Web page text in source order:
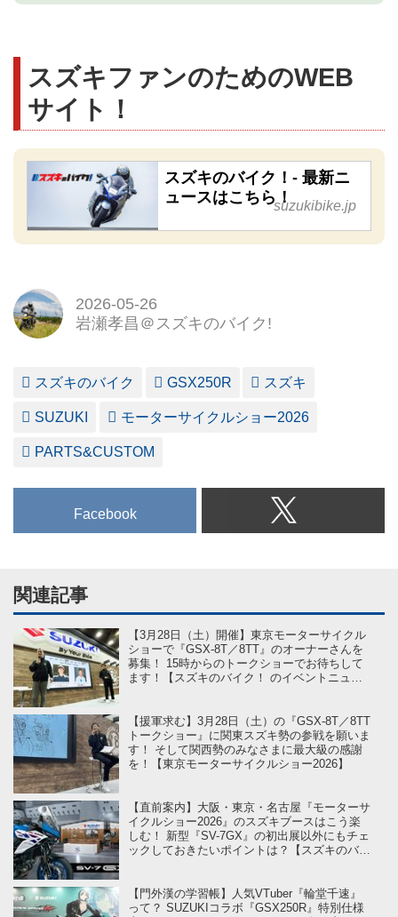
スズキファンのためのWEB
サイト！
スズキのバイク！- 最新ニ
ュースはこちら！suzukibike.jp
2026-05-26
岩瀬孝昌＠スズキのバイク!
スズキのバイク GSX250R スズキ
SUZUKI モーターサイクルショー2026
PARTS&CUSTOM
Facebook
関連記事
【3月28日（土）開催】東京モーターサイクル
ショーで『GSX-8T／8TT』のオーナーさんを
募集！ 15時からのトークショーでお待ちして
ます！【スズキのバイク！ のイベントニュー
【援軍求む】3月28日（土）の『GSX-8T／8TT
トークショー』に関東スズキ勢の参戦を願いま
す！ そして関西勢のみなさまに最大級の感謝
を！【東京モーターサイクルショー2026】
【直前案内】大阪・東京・名古屋『モーターサ
イクルショー2026』のスズキブースはこう楽
しむ！ 新型『SV-7GX』の初出展以外にもチェ
ックしておきたいポイントは？【スズキのバイ
【門外漢の学習帳】人気VTuber『輪堂千速』
って？ SUZUKIコラボ『GSX250R』特別仕様